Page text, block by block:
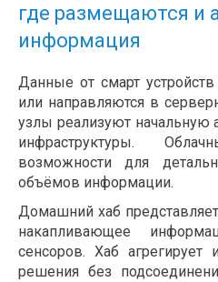
где размещаются и
информация
Данные от смарт
или направляются в
узлы реализуют начальную
инфраструктуры.
возможности для
объёмов информации.
Домашний хаб
накапливающее
сенсоров. Хаб
решения без